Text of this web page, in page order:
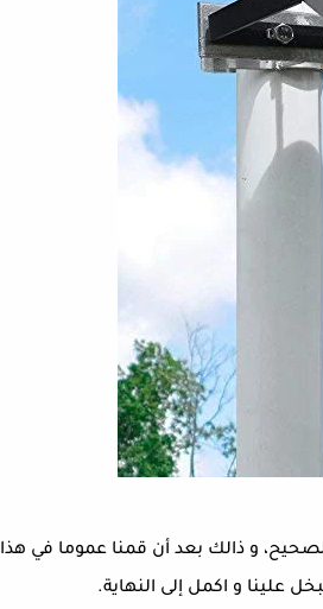
و ذالك بعد أن قمنا عموما في هذا